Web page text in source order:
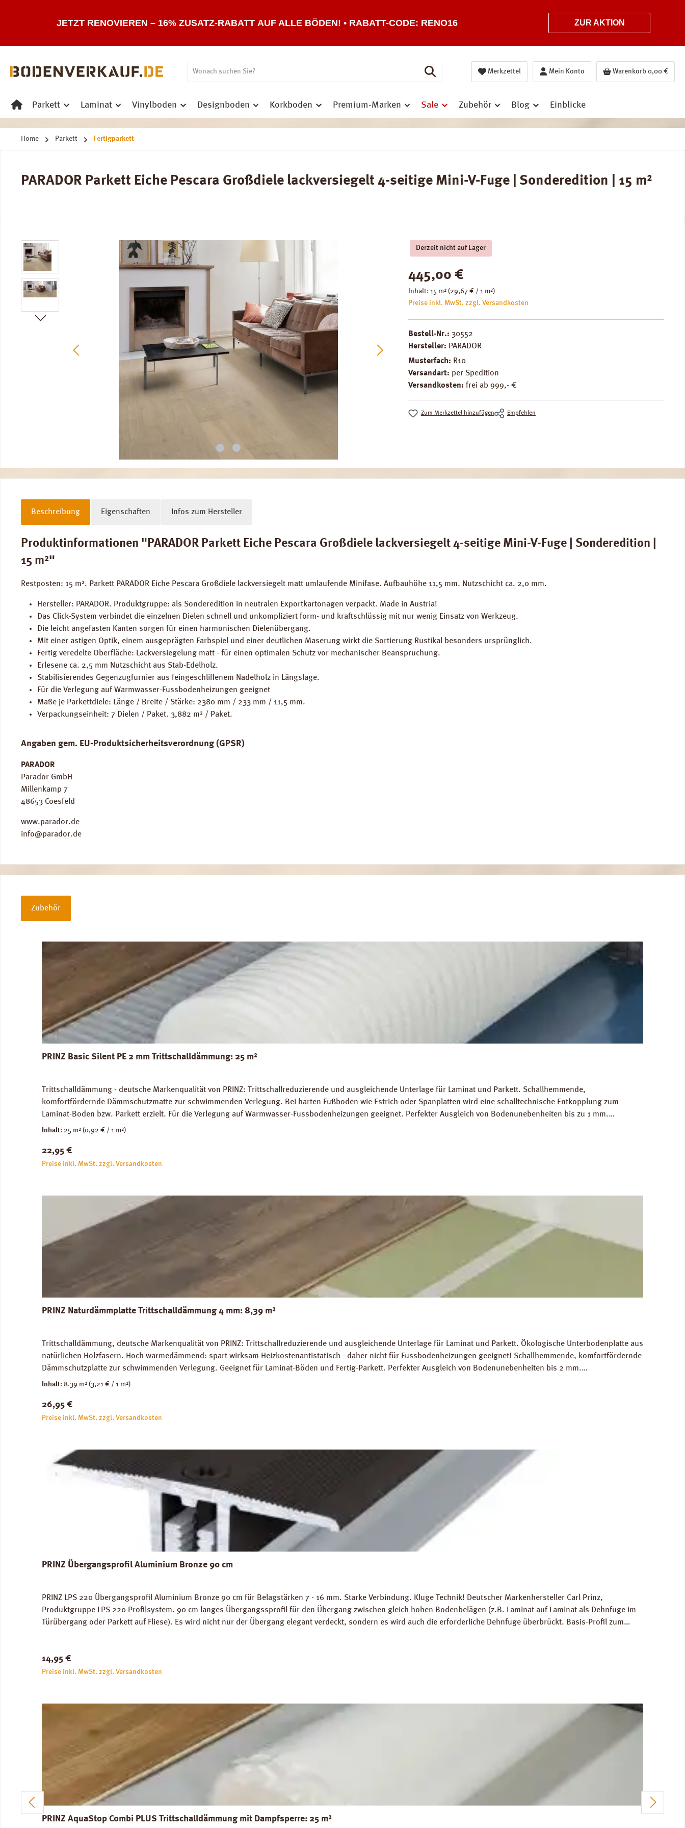
JETZT RENOVIEREN – 16% ZUSATZ-RABATT AUF ALLE BÖDEN! • RABATT-CODE: RENO16 ZUR AKTION
Merkzettel Mein Konto Warenkorb 0,00 €
Parkett Laminat Vinylboden Designboden Korkboden Premium-Marken Sale Zubehör Blog Einblicke
Home Parkett Fertigparkett
PARADOR Parkett Eiche Pescara Großdiele lackversiegelt 4-seitige Mini-V-Fuge | Sonderedition | 15 m²
Bildergalerie überspringen Derzeit nicht auf Lager
Regulärer Preis:
445,00 €
Inhalt: 15 m² (29,67 € / 1 m²)
Preise inkl. MwSt. zzgl. Versandkosten
Bestell-Nr.: 30552
Hersteller: PARADOR
Musterfach: R10
Versandart: per Spedition
Versandkosten: frei ab 999,- €
Zum Merkzettel hinzufügen Empfehlen
Beschreibung Eigenschaften Infos zum Hersteller
Produktinformationen "PARADOR Parkett Eiche Pescara Großdiele lackversiegelt 4-seitige Mini-V-Fuge | Sonderedition |
15 m²"
Restposten: 15 m². Parkett PARADOR Eiche Pescara Großdiele lackversiegelt matt umlaufende Minifase. Aufbauhöhe 11,5 mm. Nutzschicht ca. 2,0 mm.
Hersteller: PARADOR. Produktgruppe: als Sonderedition in neutralen Exportkartonagen verpackt. Made in Austria!
Das Click-System verbindet die einzelnen Dielen schnell und unkompliziert form- und kraftschlüssig mit nur wenig Einsatz von Werkzeug.
Die leicht angefasten Kanten sorgen für einen harmonischen Dielenübergang.
Mit einer astigen Optik, einem ausgeprägten Farbspiel und einer deutlichen Maserung wirkt die Sortierung Rustikal besonders ursprünglich.
Fertig veredelte Oberfläche: Lackversiegelung matt - für einen optimalen Schutz vor mechanischer Beanspruchung.
Erlesene ca. 2,5 mm Nutzschicht aus Stab-Edelholz.
Stabilisierendes Gegenzugfurnier aus feingeschliffenem Nadelholz in Längslage.
Für die Verlegung auf Warmwasser-Fussbodenheizungen geeignet
Maße je Parkettdiele: Länge / Breite / Stärke: 2380 mm / 233 mm / 11,5 mm.
Verpackungseinheit: 7 Dielen / Paket. 3,882 m² / Paket.
Angaben gem. EU-Produktsicherheitsverordnung (GPSR)
PARADOR
Parador GmbH
Millenkamp 7
48653 Coesfeld
www.parador.de
info@parador.de
Zubehör
PRINZ Basic Silent PE 2 mm Trittschalldämmung: 25 m²
Trittschalldämmung - deutsche Markenqualität von PRINZ: Trittschallreduzierende und ausgleichende Unterlage für Laminat und Parkett. Schallhemmende,
komfortfördernde Dämmschutzmatte zur schwimmenden Verlegung. Bei harten Fußboden wie Estrich oder Spanplatten wird eine schalltechnische Entkopplung zum
Laminat-Boden bzw. Parkett erzielt. Für die Verlegung auf Warmwasser-Fussbodenheizungen geeignet. Perfekter Ausgleich von Bodenunebenheiten bis zu 1 mm.
Abmessungen: Breite 100 cm, Länge 25 m: 1 Rolle = 25 m² Trittschall-Verbesserung: 16 dB (ISO 140-8). Dichte: 25 kg/m³. FCKW- und HFCKW-frei. Ökologisch
Inhalt: 25 m² (0,92 € / 1 m²)
Regulärer Preis:
22,95 €
Preise inkl. MwSt. zzgl. Versandkosten
PRINZ Naturdämmplatte Trittschalldämmung 4 mm: 8,39 m²
Trittschalldämmung, deutsche Markenqualität von PRINZ: Trittschallreduzierende und ausgleichende Unterlage für Laminat und Parkett. Ökologische Unterbodenplatte aus
natürlichen Holzfasern. Hoch warmedämmend: spart wirksam Heizkostenantistatisch - daher nicht für Fussbodenheizungen geeignet! Schallhemmende, komfortfördernde
Dämmschutzplatte zur schwimmenden Verlegung. Geeignet für Laminat-Böden und Fertig-Parkett. Perfekter Ausgleich von Bodenunebenheiten bis 2 mm.
Trittschalldämmung: 19 dB, Gehschallverbesserung: 7 %. Hohe Belastungsfähigkeit von bis zu 7 t / m². Abmessungen: Breite 590 mm, Länge 790 mm, Stärke: 4 mm.
Inhalt: 8.39 m² (3,21 € / 1 m²)
Regulärer Preis:
26,95 €
Preise inkl. MwSt. zzgl. Versandkosten
PRINZ Übergangsprofil Aluminium Bronze 90 cm
PRINZ LPS 220 Übergangsprofil Aluminium Bronze 90 cm für Belagstärken 7 - 16 mm. Starke Verbindung. Kluge Technik! Deutscher Markenhersteller Carl Prinz,
Produktgruppe LPS 220 Profilsystem. 90 cm langes Übergangssprofil für den Übergang zwischen gleich hohen Bodenbelägen (z.B. Laminat auf Laminat als Dehnfuge im
Türübergang oder Parkett auf Fliese). Es wird nicht nur der Übergang elegant verdeckt, sondern es wird auch die erforderliche Dehnfuge überbrückt. Basis-Profil zum
Regulärer Preis:
14,95 €
Preise inkl. MwSt. zzgl. Versandkosten
PRINZ AquaStop Combi PLUS Trittschalldämmung mit Dampfsperre: 25 m²